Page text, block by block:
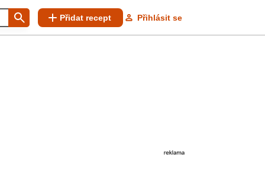
Přidat recept Přihlásit se